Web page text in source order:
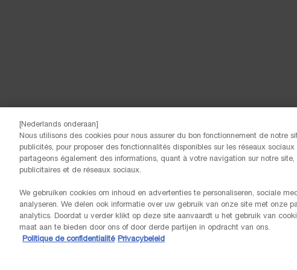
© Lancôme
LIVRAISON OFFERTE DÈS 60€ D’ACHAT
[Nederlands onderaan]
Nous utilisons des cookies pour nous assurer du bon fonctionnement de notre
publicités, pour proposer des fonctionnalités disponibles sur les réseaux
partageons également des informations, quant à votre navigation sur notre
publicitaires et de réseaux sociaux.
We gebruiken cookies om inhoud en advertenties te personaliseren, sociale
analyseren. We delen ook informatie over uw gebruik van onze site met onze
analytics. Doordat u verder klikt op deze site aanvaardt u het gebruik van
maat aan te bieden door ons of door derde partijen in opdracht van ons.
Politique de confidentialité Privacybeleid